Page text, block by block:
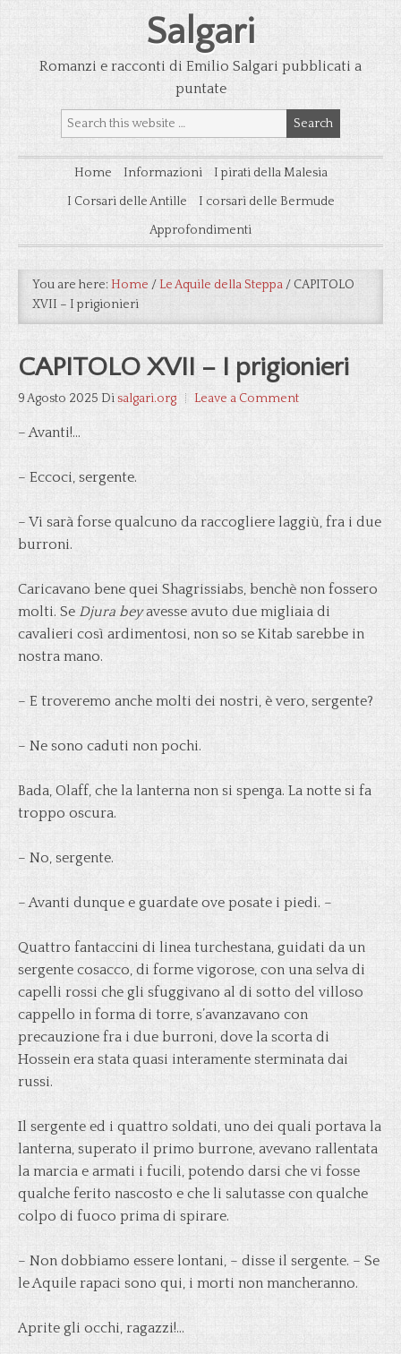
Salgari
Romanzi e racconti di Emilio Salgari pubblicati a
puntate
Home Informazioni
I pirati della Malesia
I Corsari delle Antille
I corsari delle Bermude
Approfondimenti
You are here: Home /Le Aquile della Steppa /CAPITOLO
XVII – I prigionieri
CAPITOLO XVII – I prigionieri
9 Agosto 2025 Di salgari.org Leave a Comment
– Avanti!…
– Eccoci, sergente.
– Vi sarà forse qualcuno da raccogliere laggiù, fra i due
burroni.
Caricavano bene quei Shagrissiabs, benchè non fossero
molti. Se Djura beyavesse avuto due migliaia di
cavalieri così ardimentosi, non so se Kitab sarebbe in
nostra mano.
– E troveremo anche molti dei nostri, è vero, sergente?
– Ne sono caduti non pochi.
Bada, Olaff, che la lanterna non si spenga. La notte si fa
troppo oscura.
– No, sergente.
– Avanti dunque e guardate ove posate i piedi. –
Quattro fantaccini di linea turchestana, guidati da un
sergente cosacco, di forme vigorose, con una selva di
capelli rossi che gli sfuggivano al di sotto del villoso
cappello in forma di torre, s’avanzavano con
precauzione fra i due burroni, dove la scorta di
Hossein era stata quasi interamente sterminata dai
russi.
Il sergente ed i quattro soldati, uno dei quali portava la
lanterna, superato il primo burrone, avevano rallentata
la marcia e armati i fucili, potendo darsi che vi fosse
qualche ferito nascosto e che li salutasse con qualche
colpo di fuoco prima di spirare.
– Non dobbiamo essere lontani, – disse il sergente. – Se
le Aquile rapaci sono qui, i morti non mancheranno.
Aprite gli occhi, ragazzi!…